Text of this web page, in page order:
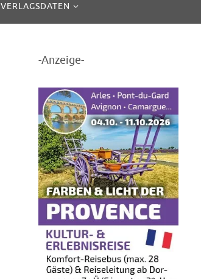
VERLAGSDATEN
-Anzeige-